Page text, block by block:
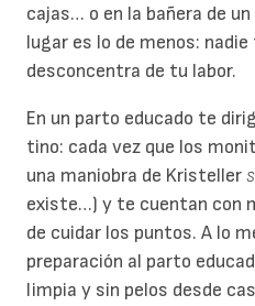
cajas… o en la bañera de
lugar es lo de menos:
desconcentra de tu labor.
En un parto educado te
tino: cada vez que los
una maniobra de Kristeller
existe…) y te cuentan con
de cuidar los puntos. A lo
preparación al parto
limpia y sin pelos desde